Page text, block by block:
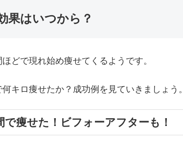
果はいつから？
どで現れ始め痩せてくるようです。
キロ痩せたか？成功例を見ていきましょう。
痩せた！ビフォーアフターも！